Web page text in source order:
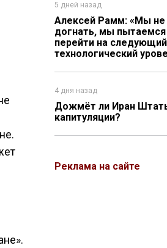
5 дней назад
Алексей Рамм: «Мы
догнать, мы пытаемся
перейти на следующий
технологический
4 дня назад
Дожмёт ли Иран
капитуляции?
Реклама на сайте